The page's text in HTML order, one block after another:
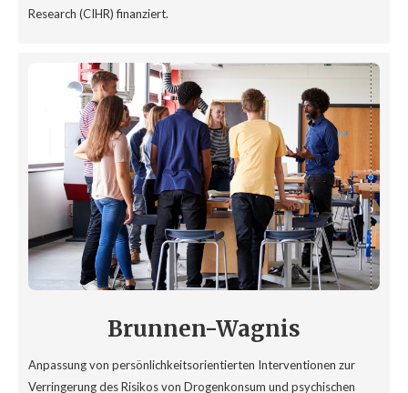
Research (CIHR) finanziert.
Brunnen-Wagnis
Anpassung von persönlichkeitsorientierten Interventionen zur
Verringerung des Risikos von Drogenkonsum und psychischen